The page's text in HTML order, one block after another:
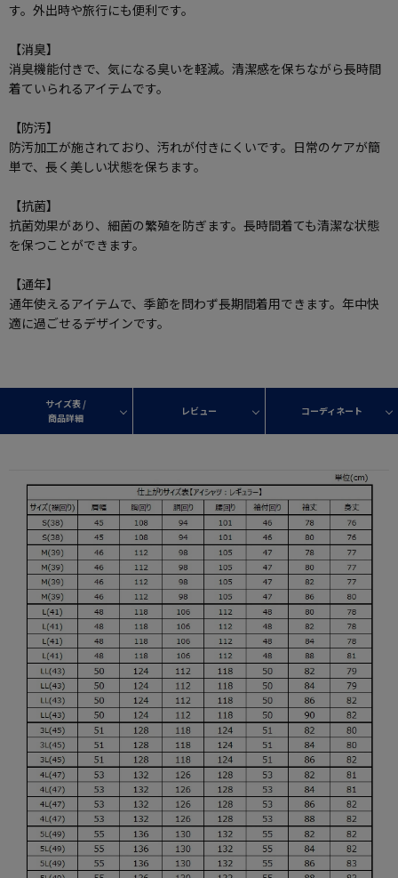
す。外出時や旅行にも便利です。
【消臭】
消臭機能付きで、気になる臭いを軽減。清潔感を保ちながら長時間
着ていられるアイテムです。
【防汚】
防汚加工が施されており、汚れが付きにくいです。日常のケアが簡
単で、長く美しい状態を保ちます。
【抗菌】
抗菌効果があり、細菌の繁殖を防ぎます。長時間着ても清潔な状態
を保つことができます。
【通年】
通年使えるアイテムで、季節を問わず長期間着用できます。年中快
適に過ごせるデザインです。
サイズ表 /
商品詳細
レビュー コーディネート